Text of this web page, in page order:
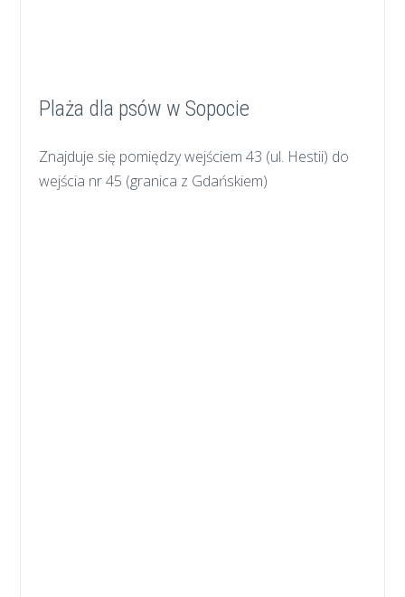
Plaża dla psów w Sopocie
Znajduje się pomiędzy wejściem 43 (ul. Hestii) do
wejścia nr 45 (granica z Gdańskiem)